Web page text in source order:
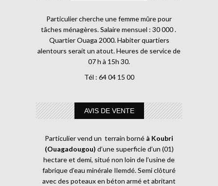
Particulier cherche une femme mûre pour
tâches ménagères. Salaire mensuel : 30 000 .
Quartier Ouaga 2000. Habiter quartiers
alentours serait un atout. Heures de service de
07 h à 15h 30.
Tél : 64 04 15 00
AVIS DE VENTE
Particulier vend un terrain borné à Koubri
(Ouagadougou) d’une superficie d’un (01)
hectare et demi, situé non loin de l’usine de
fabrique d’eau minérale Ilemdé. Semi clôturé
avec des poteaux en béton armé et abritant